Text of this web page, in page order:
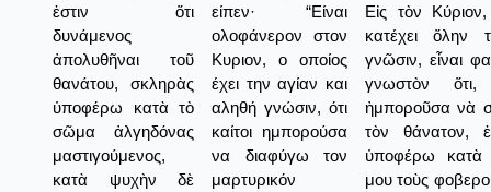
ἐστιν ὅτι
δυνάμενος
ἀπολυθῆναι τοῦ
θανάτου, σκληρὰς
ὑποφέρω κατὰ τὸ
σῶμα ἀλγηδόνας
μαστιγούμενος,
κατὰ ψυχὴν δὲ
είπεν· “Είναι
ολοφάνερον στον
Κυριον, ο οποίος
έχει την αγίαν και
αληθή γνώσιν, ότι
καίτοι ημπορούσα
να διαφύγω τον
μαρτυρικόν
Εἰς τὸν
κατέχει ὅλην
γνῶσιν, εἶναι
γνωστὸν
ἠμποροῦσα νὰ
τὸν θάνατον,
ὑποφέρω
μου τοὺς